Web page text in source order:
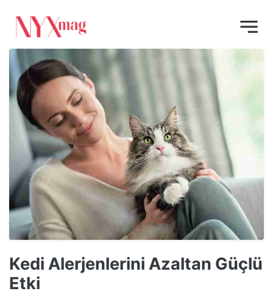
Kedi Alerjenlerini Azaltan Güçlü
Etki